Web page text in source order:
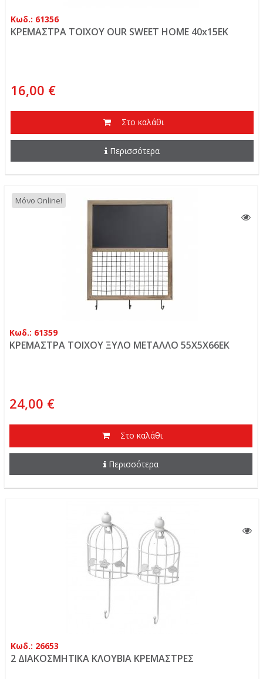
Κωδ.: 61356
ΚΡΕΜΑΣΤΡΑ ΤΟΙΧΟΥ OUR SWEET HOME 40x15EK
16,00 €
Στο καλάθι
Περισσότερα
Μόνο Online!
Κωδ.: 61359
ΚΡΕΜΑΣΤΡΑ ΤΟΙΧΟΥ ΞΥΛΟ ΜΕΤΑΛΛΟ 55Χ5Χ66ΕΚ
24,00 €
Στο καλάθι
Περισσότερα
Κωδ.: 26653
2 ΔΙΑΚΟΣΜΗΤΙΚΑ ΚΛΟΥΒΙΑ ΚΡΕΜΑΣΤΡΕΣ